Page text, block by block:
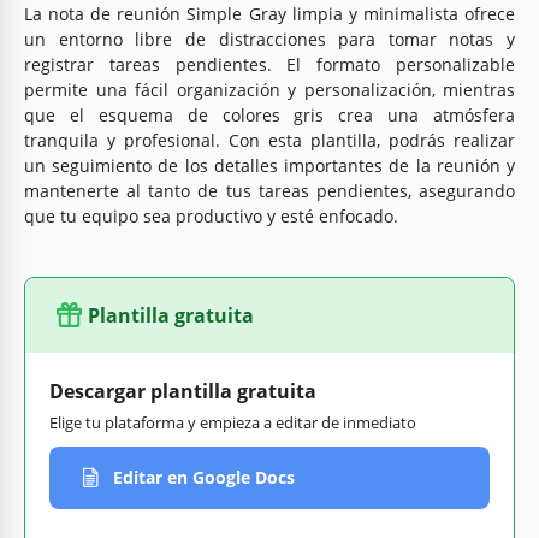
La nota de reunión Simple Gray limpia y minimalista ofrece
un entorno libre de distracciones para tomar notas y
registrar tareas pendientes. El formato personalizable
permite una fácil organización y personalización, mientras
que el esquema de colores gris crea una atmósfera
tranquila y profesional. Con esta plantilla, podrás realizar
un seguimiento de los detalles importantes de la reunión y
mantenerte al tanto de tus tareas pendientes, asegurando
que tu equipo sea productivo y esté enfocado.
Plantilla gratuita
Descargar plantilla gratuita
Elige tu plataforma y empieza a editar de inmediato
Editar en Google Docs